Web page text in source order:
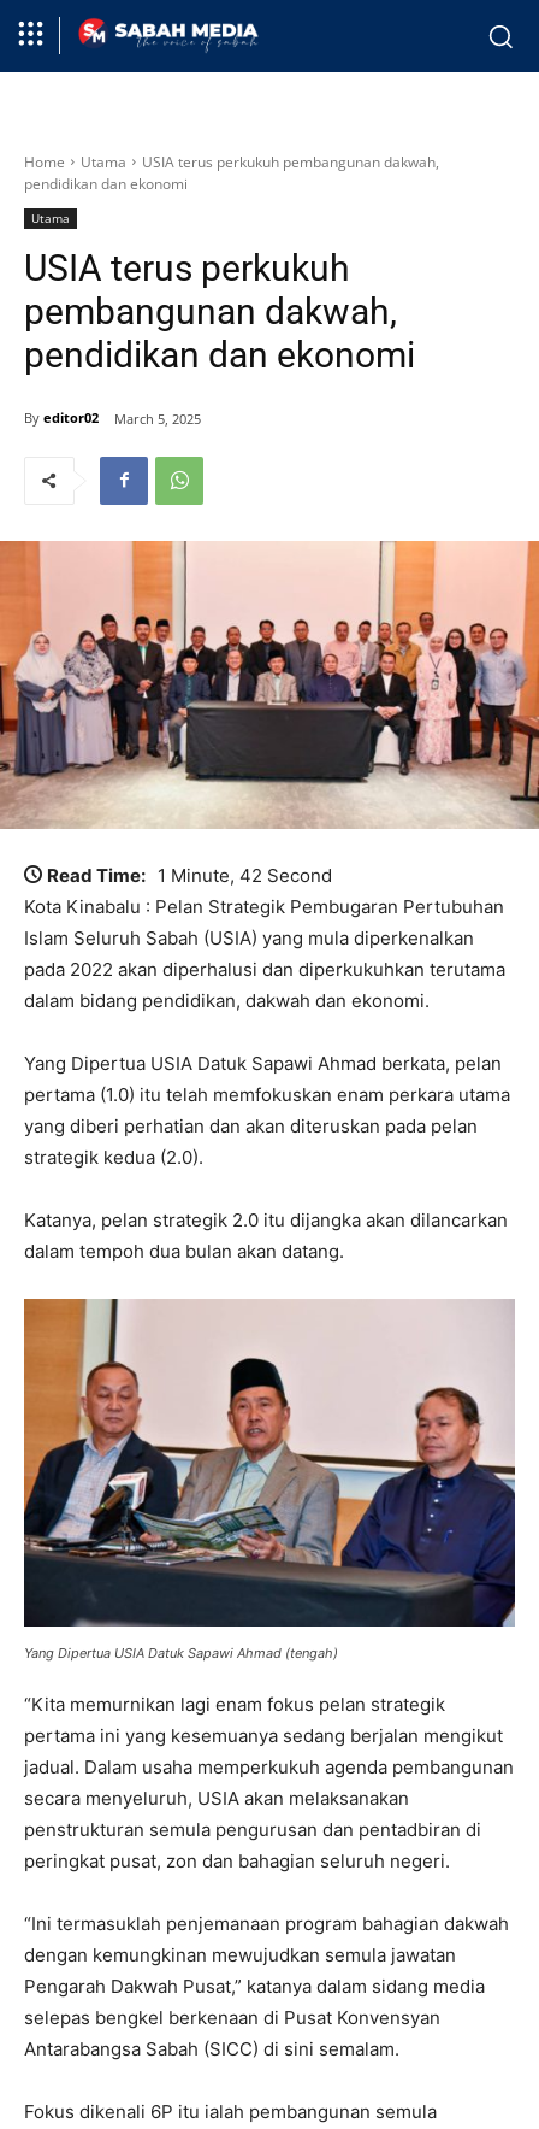
Home Utama
USIA terus perkukuh pembangunan dakwah,
pendidikan dan ekonomi
Utama
USIA terus perkukuh
pembangunan dakwah,
pendidikan dan ekonomi
By editor02 March 5, 2025
Read Time: 1 Minute, 42 Second
Kota Kinabalu : Pelan Strategik Pembugaran Pertubuhan
Islam Seluruh Sabah (USIA) yang mula diperkenalkan
pada 2022 akan diperhalusi dan diperkukuhkan terutama
dalam bidang pendidikan, dakwah dan ekonomi.
Yang Dipertua USIA Datuk Sapawi Ahmad berkata, pelan
pertama (1.0) itu telah memfokuskan enam perkara utama
yang diberi perhatian dan akan diteruskan pada pelan
strategik kedua (2.0).
Katanya, pelan strategik 2.0 itu dijangka akan dilancarkan
dalam tempoh dua bulan akan datang.
Yang Dipertua USIA Datuk Sapawi Ahmad (tengah)
“Kita memurnikan lagi enam fokus pelan strategik
pertama ini yang kesemuanya sedang berjalan mengikut
jadual. Dalam usaha memperkukuh agenda pembangunan
secara menyeluruh, USIA akan melaksanakan
penstrukturan semula pengurusan dan pentadbiran di
peringkat pusat, zon dan bahagian seluruh negeri.
“Ini termasuklah penjemanaan program bahagian dakwah
dengan kemungkinan mewujudkan semula jawatan
Pengarah Dakwah Pusat,” katanya dalam sidang media
selepas bengkel berkenaan di Pusat Konvensyan
Antarabangsa Sabah (SICC) di sini semalam.
Fokus dikenali 6P itu ialah pembangunan semula